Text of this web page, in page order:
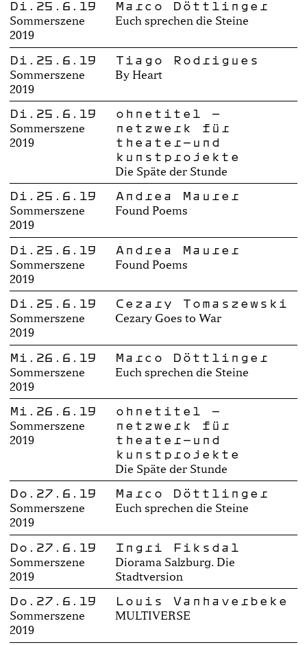
Di.25.6.19
Sommerszene
2019
Marco Döttlinger
Euch sprechen die Steine
Di.25.6.19
Sommerszene
2019
Tiago Rodrigues
By Heart
Di.25.6.19
Sommerszene
2019
ohnetitel –
netzwerk für
theater-und
kunstprojekte
Die Späte der Stunde
Di.25.6.19
Sommerszene
2019
Andrea Maurer
Found Poems
Di.25.6.19
Sommerszene
2019
Andrea Maurer
Found Poems
Di.25.6.19
Sommerszene
2019
Cezary Tomaszewski
Cezary Goes to War
Mi.26.6.19
Sommerszene
2019
Marco Döttlinger
Euch sprechen die Steine
Mi.26.6.19
Sommerszene
2019
ohnetitel –
netzwerk für
theater-und
kunstprojekte
Die Späte der Stunde
Do.27.6.19
Sommerszene
2019
Marco Döttlinger
Euch sprechen die Steine
Do.27.6.19
Sommerszene
2019
Ingri Fiksdal
Diorama Salzburg. Die
Stadtversion
Do.27.6.19
Sommerszene
2019
Louis Vanhaverbeke
MULTIVERSE